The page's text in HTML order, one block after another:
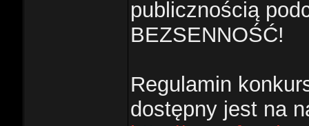
publicznością
BEZSENNOŚĆ!
Regulamin
dostępny jest na